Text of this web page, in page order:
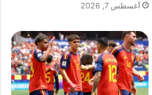
أغسطس 7, 2026